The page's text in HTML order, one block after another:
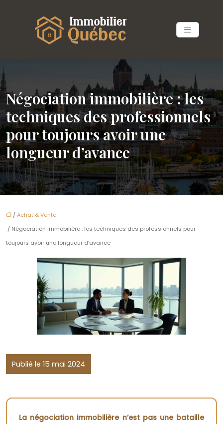
Négociation immobilière : les
techniques des professionnels
pour toujours avoir une
longueur d’avance
/Achat & Vente
/ Négociation immobilière : les techniques des professionnels pour
toujours avoir une longueur d’avance
Publié le 15 mai 2024
La négociation immobilière n’est pas une bataille